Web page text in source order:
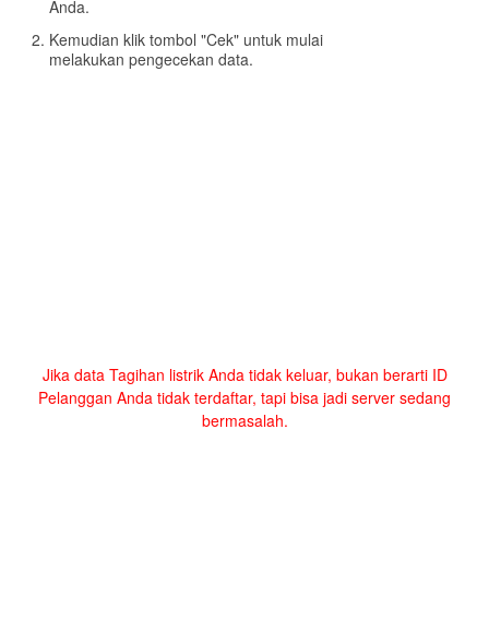
Anda.
Kemudian klik tombol "Cek" untuk mulai
melakukan pengecekan data.
Jika data Tagihan listrik Anda tidak keluar, bukan berarti ID
Pelanggan Anda tidak terdaftar, tapi bisa jadi server sedang
bermasalah.